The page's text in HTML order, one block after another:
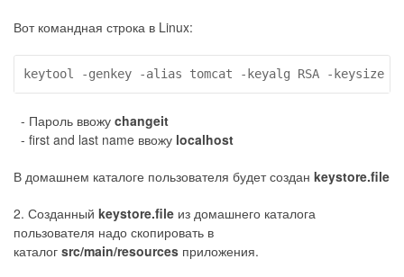
Вот командная строка в Linux:
keytool -genkey -alias tomcat -keyalg RSA -
- Пароль ввожу changeit
- first and last name ввожу localhost
В домашнем каталоге пользователя будет создан keystore.file
2. Созданный keystore.file из домашнего каталога
пользователя надо скопировать в
каталог src/main/resources приложения.